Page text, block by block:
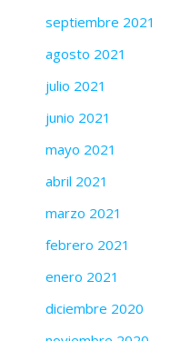
septiembre 2021
agosto 2021
julio 2021
junio 2021
mayo 2021
abril 2021
marzo 2021
febrero 2021
enero 2021
diciembre 2020